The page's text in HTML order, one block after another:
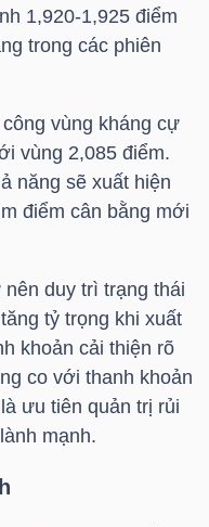
1,920-1,925 điểm
trong các phiên
vùng kháng cự
vùng 2,085 điểm.
năng sẽ xuất hiện
điểm cân bằng mới
duy trì trạng thái
tỷ trọng khi xuất
khoản cải thiện rõ
co với thanh khoản
ưu tiên quản trị rủi
mạnh.